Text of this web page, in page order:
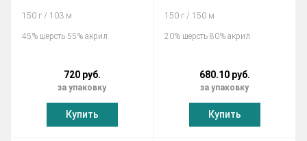
150 г / 103 м
45% шерсть 55% акрил
720 руб.
за упаковку
Купить
150 г / 150 м
20% шерсть 80% акрил
680.10 руб.
за упаковку
Купить